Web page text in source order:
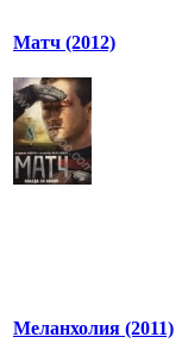
Матч (2012)
Меланхолия (2011)